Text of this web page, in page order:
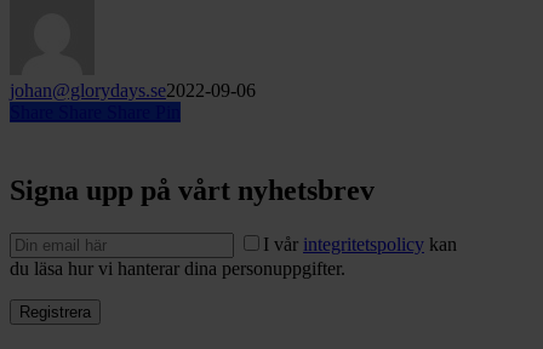
johan@glorydays.se2022-09-06
Signa upp på vårt nyhetsbrev
I vår integritetspolicy kan
du läsa hur vi hanterar dina personuppgifter.